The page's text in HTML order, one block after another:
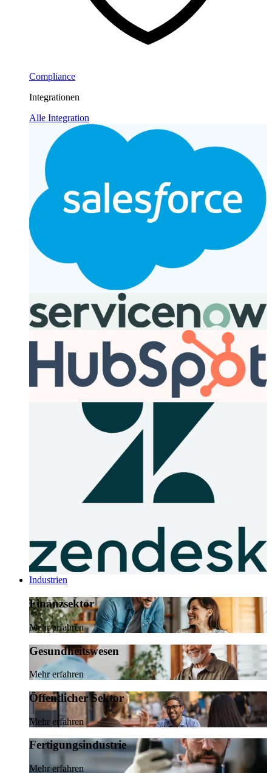
Compliance
Integrationen
Alle Integration
Industrien
Finanzsektor
Mehr erfahren
Gesundheitswesen
Mehr erfahren
Öffentlicher Sektor
Mehr erfahren
Fertigungsindustrie
Mehr erfahren